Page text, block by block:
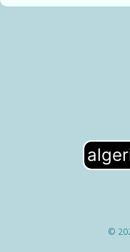
MECILI:
©